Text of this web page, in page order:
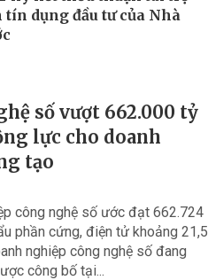
tín dụng đầu tư của Nhà
số vượt 662.000 tỷ
lực cho doanh
tạo
công nghệ số ước đạt 662.724
phần cứng, điện tử khoảng 21,5
nghiệp công nghệ số đang
công bố tại...